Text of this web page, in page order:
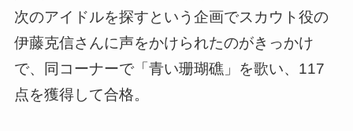
次のアイドルを探すという企画でスカウト役の
伊藤克信さんに声をかけられたのがきっかけ
で、同コーナーで「青い珊瑚礁」を歌い、117
点を獲得して合格。